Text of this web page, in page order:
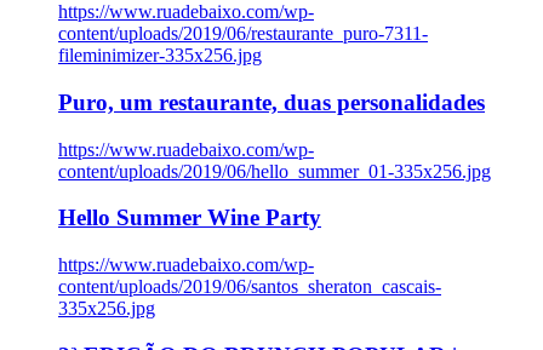
https://www.ruadebaixo.com/wp-
content/uploads/2019/06/restaurante_puro-7311-
fileminimizer-335x256.jpg
Puro, um restaurante, duas personalidades
https://www.ruadebaixo.com/wp-
content/uploads/2019/06/hello_summer_01-335x256.jpg
Hello Summer Wine Party
https://www.ruadebaixo.com/wp-
content/uploads/2019/06/santos_sheraton_cascais-
335x256.jpg